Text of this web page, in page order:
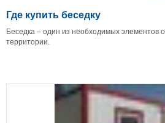
Где купить беседку
Беседка – один из необходимых элементов
территории.